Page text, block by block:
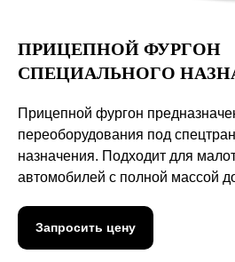
Нажимая на кнопку вы
ПРИЦЕПНОЙ ФУРГОН
СПЕЦИАЛЬНОГО
Прицепной фургон
переоборудования под
назначения. Подходит для
автомобилей с полной массой
Запросить цену